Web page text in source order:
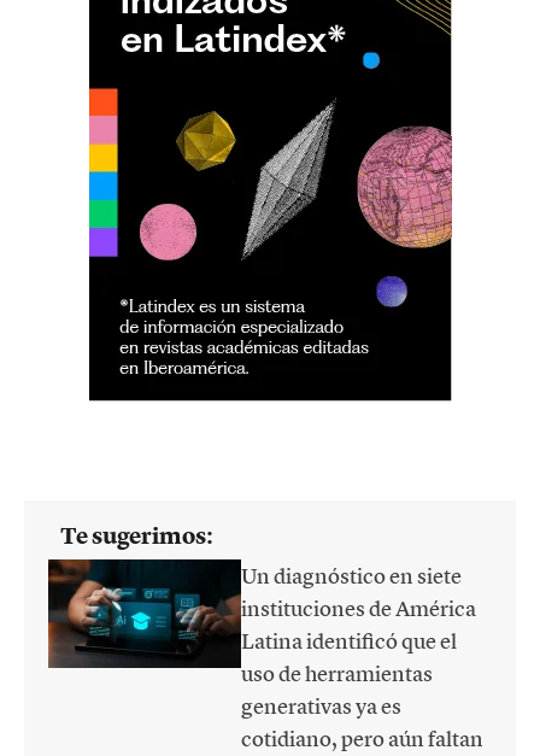
Te sugerimos:
Un diagnóstico en siete
instituciones de América
Latina identificó que el
uso de herramientas
generativas ya es
cotidiano, pero aún faltan